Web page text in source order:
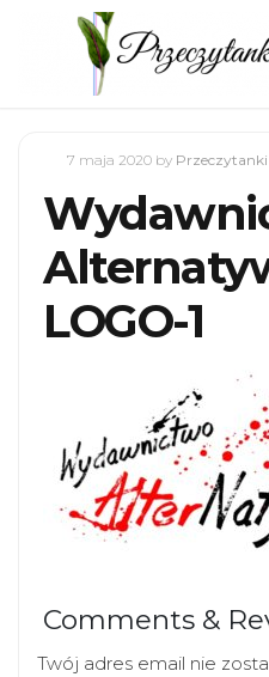
7 maja 2020 by Przeczytanki
LOGO-1
Comments &
Twój adres email nie